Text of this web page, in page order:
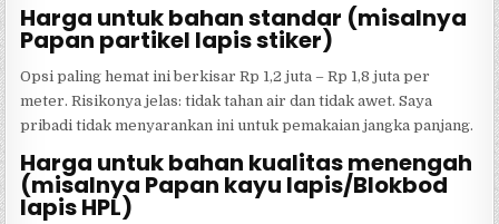
Harga untuk bahan standar (misalnya
Papan partikel lapis stiker)
Opsi paling hemat ini berkisar Rp 1,2 juta – Rp 1,8 juta per
meter. Risikonya jelas: tidak tahan air dan tidak awet. Saya
pribadi tidak menyarankan ini untuk pemakaian jangka panjang.
Harga untuk bahan kualitas menengah
(misalnya Papan kayu lapis/Blokbod
lapis HPL)